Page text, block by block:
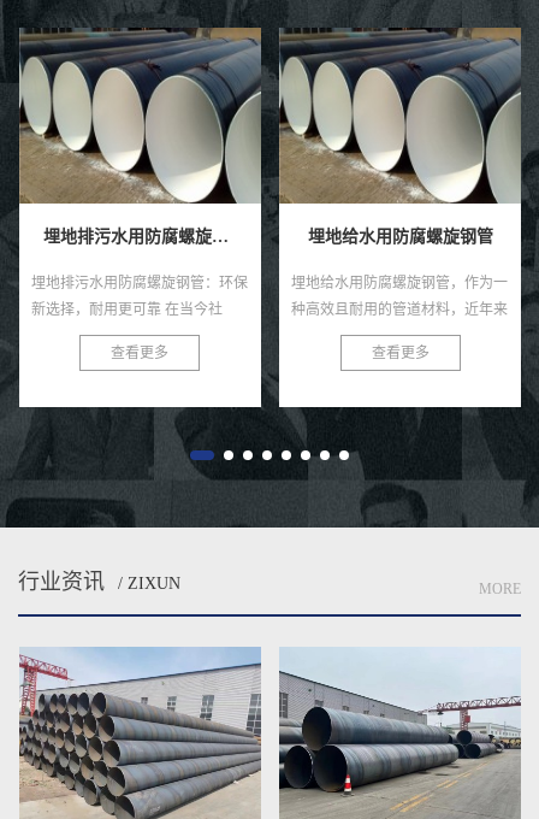
埋地排污水用防腐螺旋钢管
埋地排污水用防腐螺旋钢管：环保
新选择，耐用更可靠 在当今社
会，环保与可持续发展已成为全球
共识。在污水处理与排放领域，选
查看更多
埋地给水用防腐螺旋钢管
埋地给水用防腐螺旋钢管，作为一
种高效且耐用的管道材料，近年来
在各类给水工程中得到了广泛的应
用。这种钢管以其独特的螺旋结
性...
查看更多
行业资讯 / ZIXUN MORE